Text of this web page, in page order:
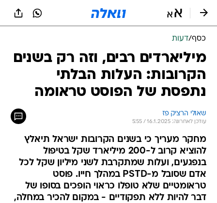
כסף/דעות
מיליארדים רבים, וזה רק בשנים
הקרובות: העלות הבלתי
נתפסת של הפוסט טראומה
שאולי הרציק פז
עודכן לאחרונה: 16.1.2025 / 5:55
מחקר מעריך כי בשנים הקרובות ישראל תיאלץ
להוציא קרוב ל-200 מיליארד שקל בטיפול
בנפגעים, ועלות שמתקרבת לשני מיליון שקל לכל
אדם שסובל מ-PSTD במהלך חייו. פוסט
טראומטיים שלא טופלו כראוי הופכים בסופו של
דבר להיות ללא תפקודיים - במקום להכיר במחלה,